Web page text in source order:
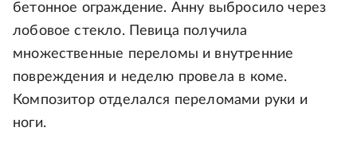
бетонное ограждение. Анну выбросило через
лобовое стекло. Певица получила
множественные переломы и внутренние
повреждения и неделю провела в коме.
Композитор отделался переломами руки и
ноги.